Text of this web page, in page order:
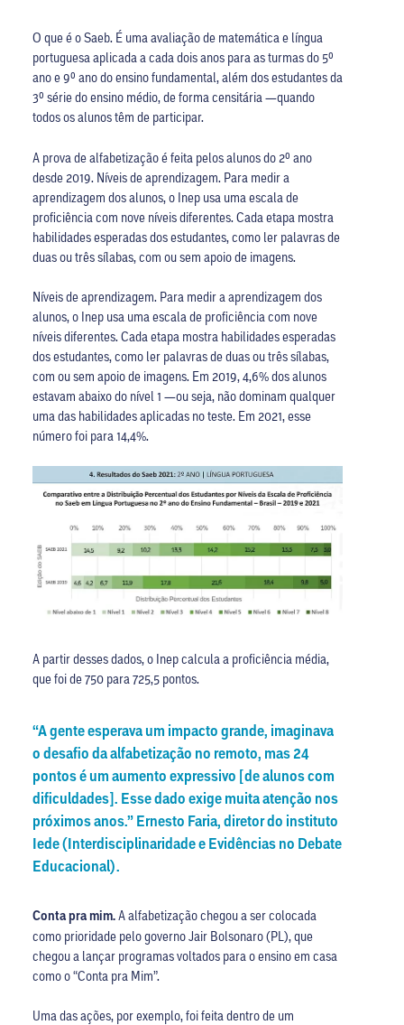
O que é o Saeb. É uma avaliação de matemática e língua
portuguesa aplicada a cada dois anos para as turmas do 5º
ano e 9º ano do ensino fundamental, além dos estudantes da
3º série do ensino médio, de forma censitária —quando
todos os alunos têm de participar.
A prova de alfabetização é feita pelos alunos do 2º ano
desde 2019. Níveis de aprendizagem. Para medir a
aprendizagem dos alunos, o Inep usa uma escala de
proficiência com nove níveis diferentes. Cada etapa mostra
habilidades esperadas dos estudantes, como ler palavras de
duas ou três sílabas, com ou sem apoio de imagens.
Níveis de aprendizagem. Para medir a aprendizagem dos
alunos, o Inep usa uma escala de proficiência com nove
níveis diferentes. Cada etapa mostra habilidades esperadas
dos estudantes, como ler palavras de duas ou três sílabas,
com ou sem apoio de imagens. Em 2019, 4,6% dos alunos
estavam abaixo do nível 1 —ou seja, não dominam qualquer
uma das habilidades aplicadas no teste. Em 2021, esse
número foi para 14,4%.
A partir desses dados, o Inep calcula a proficiência média,
que foi de 750 para 725,5 pontos.
“A gente esperava um impacto grande, imaginava
o desafio da alfabetização no remoto, mas 24
pontos é um aumento expressivo [de alunos com
dificuldades]. Esse dado exige muita atenção nos
próximos anos.” Ernesto Faria, diretor do instituto
Iede (Interdisciplinaridade e Evidências no Debate
Educacional).
Conta pra mim.A alfabetização chegou a ser colocada
como prioridade pelo governo Jair Bolsonaro (PL), que
chegou a lançar programas voltados para o ensino em casa
como o “Conta pra Mim”.
Uma das ações, por exemplo, foi feita dentro de um